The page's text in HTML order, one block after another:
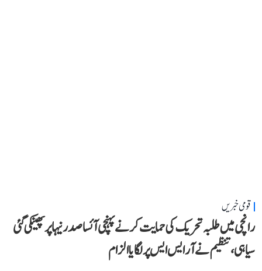
قومی خبریں
رانچی میں طلبہ تحریک کی حمایت کرنے پہنچی آئسا صدر نیہا پر پھینکی گئی
سیاہی، تنظیم نے آر ایس ایس پر لگایا الزام